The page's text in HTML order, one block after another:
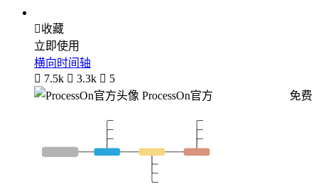
收藏
立即使用
横向时间轴
 7.5k  3.3k  5
ProcessOn官方
免费